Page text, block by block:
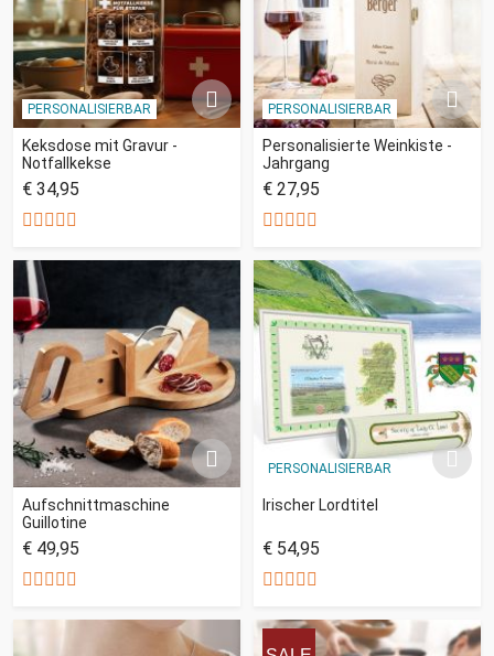
PERSONALISIERBAR
Keksdose mit Gravur -
Notfallkekse
€ 34,95
PERSONALISIERBAR
Personalisierte Weinkiste -
Jahrgang
€ 27,95
Aufschnittmaschine
Guillotine
€ 49,95
PERSONALISIERBAR
Irischer Lordtitel
€ 54,95